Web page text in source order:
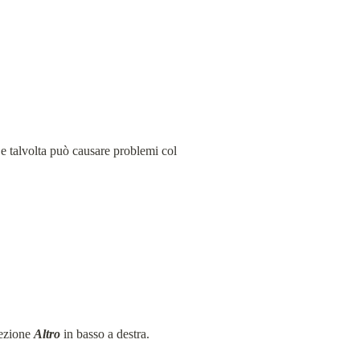
può causare problemi col
Altro in basso a destra.